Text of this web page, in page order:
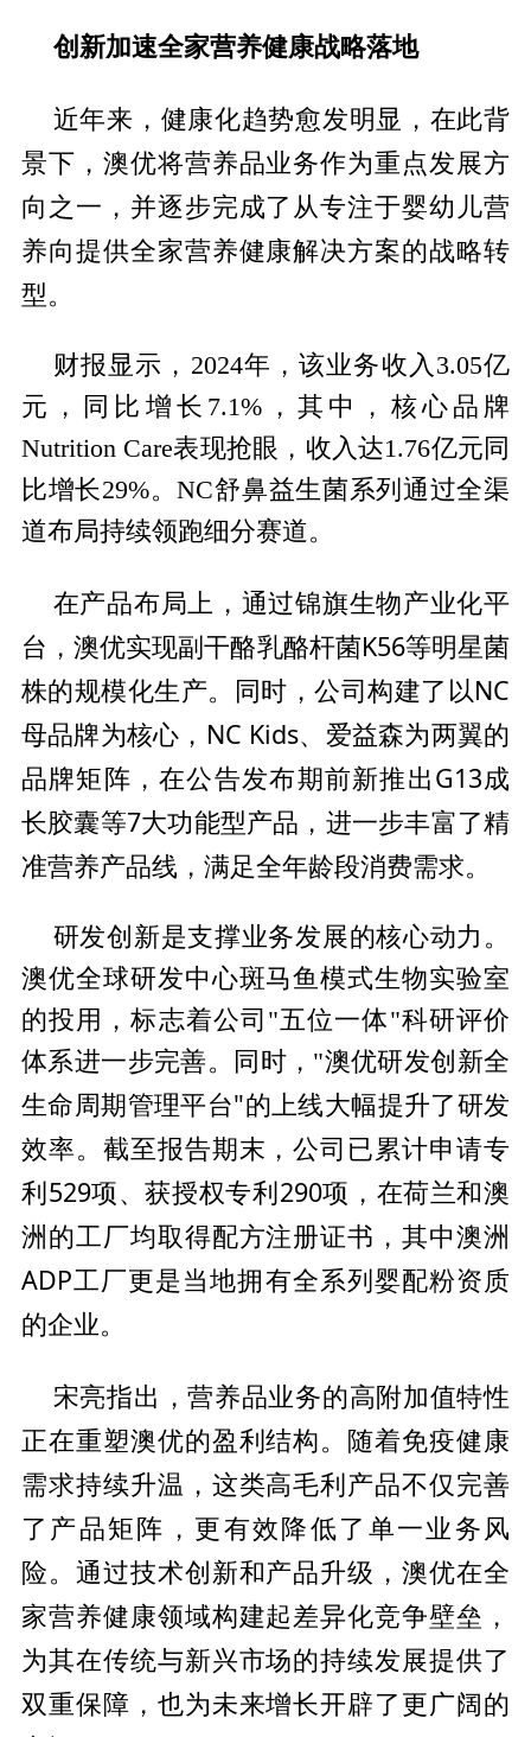
创新加速全家营养健康战略落地
近年来，健康化趋势愈发明显，在此背
景下，澳优将营养品业务作为重点发展方
向之一，并逐步完成了从专注于婴幼儿营
养向提供全家营养健康解决方案的战略转
型。
财报显示，2024年，该业务收入3.05亿
元，同比增长7.1%，其中，核心品牌
Nutrition Care表现抢眼，收入达1.76亿元同
比增长29%。NC舒鼻益生菌系列通过全渠
道布局持续领跑细分赛道。
在产品布局上，通过锦旗生物产业化平
台，澳优实现副干酪乳酪杆菌K56等明星菌
株的规模化生产。同时，公司构建了以NC
母品牌为核心，NC Kids、爱益森为两翼的
品牌矩阵，在公告发布期前新推出G13成
长胶囊等7大功能型产品，进一步丰富了精
准营养产品线，满足全年龄段消费需求。
研发创新是支撑业务发展的核心动力。
澳优全球研发中心斑马鱼模式生物实验室
的投用，标志着公司"五位一体"科研评价
体系进一步完善。同时，"澳优研发创新全
生命周期管理平台"的上线大幅提升了研发
效率。截至报告期末，公司已累计申请专
利529项、获授权专利290项，在荷兰和澳
洲的工厂均取得配方注册证书，其中澳洲
ADP工厂更是当地拥有全系列婴配粉资质
的企业。
宋亮指出，营养品业务的高附加值特性
正在重塑澳优的盈利结构。随着免疫健康
需求持续升温，这类高毛利产品不仅完善
了产品矩阵，更有效降低了单一业务风
险。通过技术创新和产品升级，澳优在全
家营养健康领域构建起差异化竞争壁垒，
为其在传统与新兴市场的持续发展提供了
双重保障，也为未来增长开辟了更广阔的